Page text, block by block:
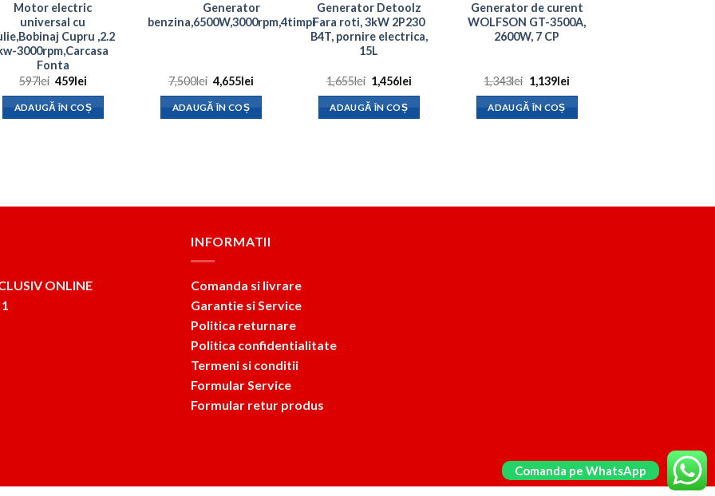
Motor electric
universal cu
Cupru ,2.2
3000rpm,Carcasa
Fonta
597lei Prețul
a
fost:
459lei
este:
459lei.
ADAUGĂ ÎN COȘ
Generator
benzina,6500W,3000rpm,4timpi
7,500lei Prețul
inițial
a
fost:
4,655leiPrețul
ADAUGĂ ÎN COȘ
Generator Detoolz
Fara roti, 3kW 2P230
B4T, pornire electrica,
15L
1,655lei Prețul
inițial
a
fost:
1,456leiPrețul
ADAUGĂ ÎN COȘ
Generator de curent
WOLFSON GT-3500A,
2600W, 7 CP
1,343lei Prețul
inițial
a
fost:
1,139leiPrețul
ADAUGĂ ÎN COȘ
ONLINE
INFORMATII
Comanda si livrare
Garantie si Service
Politica returnare
Politica confidentialitate
Termeni si conditii
Formular Service
Formular retur produs
Comanda pe WhatsApp